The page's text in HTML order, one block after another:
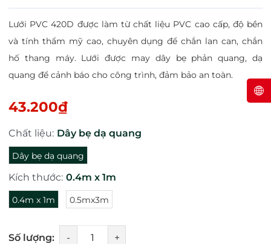
Lưới PVC 420D được làm từ chất liệu PVC cao cấp, độ bền
và tính thẩm mỹ cao, chuyên dụng để chắn lan can, chắn
hố thang máy. Lưới được may dây bẹ phản quang, dạ
quang để cảnh báo cho công trình, đảm bảo an toàn.
43.200₫
Chất liệu: Dây bẹ dạ quang
Dây bẹ dạ quang
Kích thước: 0.4m x 1m
0.4m x 1m 0.5mx3m
Số lượng: - +